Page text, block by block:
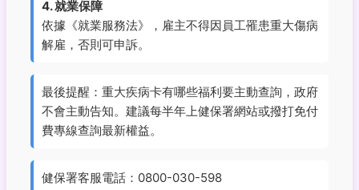
4. 就業保障
依據《就業服務法》，雇主不得因員工罹患重大傷病
解雇，否則可申訴。
最後提醒：重大疾病卡有哪些福利要主動查詢，政府
不會主動告知。建議每半年上健保署網站或撥打免付
費專線查詢最新權益。
健保署客服電話：0800-030-598